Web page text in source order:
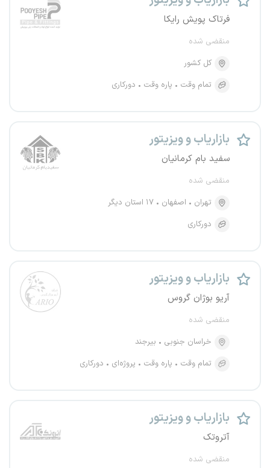
فرتاک پویش رایکا
منقضی شده
کل کشور
تمام وقت
پاره وقت دورکاری
بازاریاب و ویزیتور
سفید بام کرمانیان
منقضی شده
تهران
اصفهان
۱۷ استان دیگر
دورکاری
بازاریاب و ویزیتور
آریو بوژان گروس
منقضی شده
خراسان جنوبی
بیرجند
تمام وقت
پاره وقت پروژه‌ای دورکاری
بازاریاب و ویزیتور
آتروتک
منقضی شده